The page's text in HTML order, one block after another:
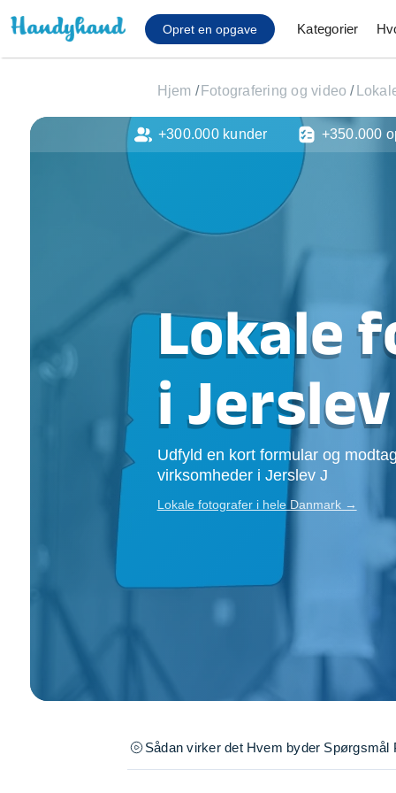
Opret en opgave Kategorier
Affaldsfjernelse
Afhentning af
Anlæg af terrasse
Hjælp til mobil, pc, tv
Installation af
Møbelsamling og
Ophængning af
Opsætning af
Tømrer
Tunge løft
Underholdning
Se alle...
Hjem / Fotografering og video /
Lokale
i
Udfyld en kort formular og
virksomheder i Jerslev J
Lokale fotografer i hele Danmark →
+300.000 kunder +350.000
Sådan virker det Hvem byder Spørgsmål